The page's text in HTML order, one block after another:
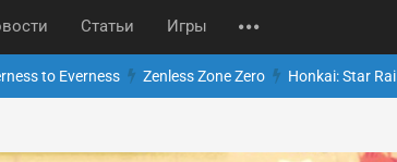
Статьи Игры
to Everness Zenless Zone Zero Honkai: Star Rail